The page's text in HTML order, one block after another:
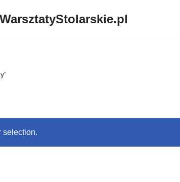
selection.